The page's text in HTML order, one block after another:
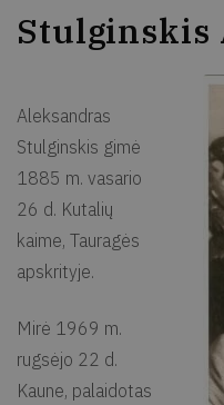
Stulginskis
Aleksandras
Stulginskis gimė
1885 m. vasario
26 d. Kutalių
kaime, Tauragės
apskrityje.
Mirė 1969 m.
rugsėjo 22 d.
Kaune, palaidotas